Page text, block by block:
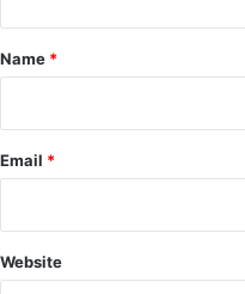
*
Name *
Email *
Website